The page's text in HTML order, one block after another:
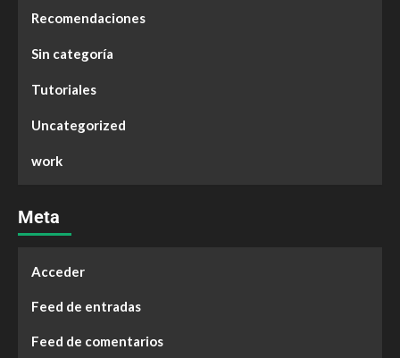
Recomendaciones
Sin categoría
Tutoriales
Uncategorized
work
Meta
Acceder
Feed de entradas
Feed de comentarios